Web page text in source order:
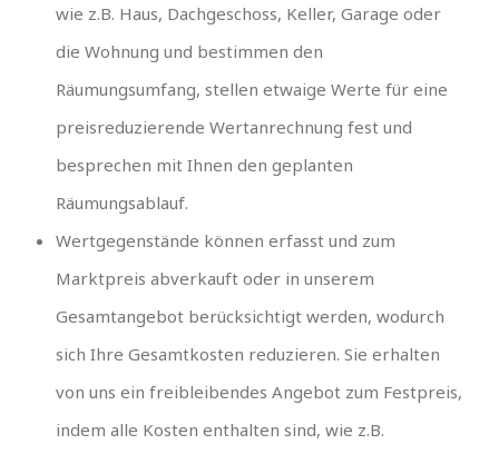
wie z.B. Haus, Dachgeschoss, Keller, Garage oder
die Wohnung und bestimmen den
Räumungsumfang, stellen etwaige Werte für eine
preisreduzierende Wertanrechnung fest und
besprechen mit Ihnen den geplanten
Räumungsablauf.
Wertgegenstände können erfasst und zum
Marktpreis abverkauft oder in unserem
Gesamtangebot berücksichtigt werden, wodurch
sich Ihre Gesamtkosten reduzieren. Sie erhalten
von uns ein freibleibendes Angebot zum Festpreis,
indem alle Kosten enthalten sind, wie z.B.